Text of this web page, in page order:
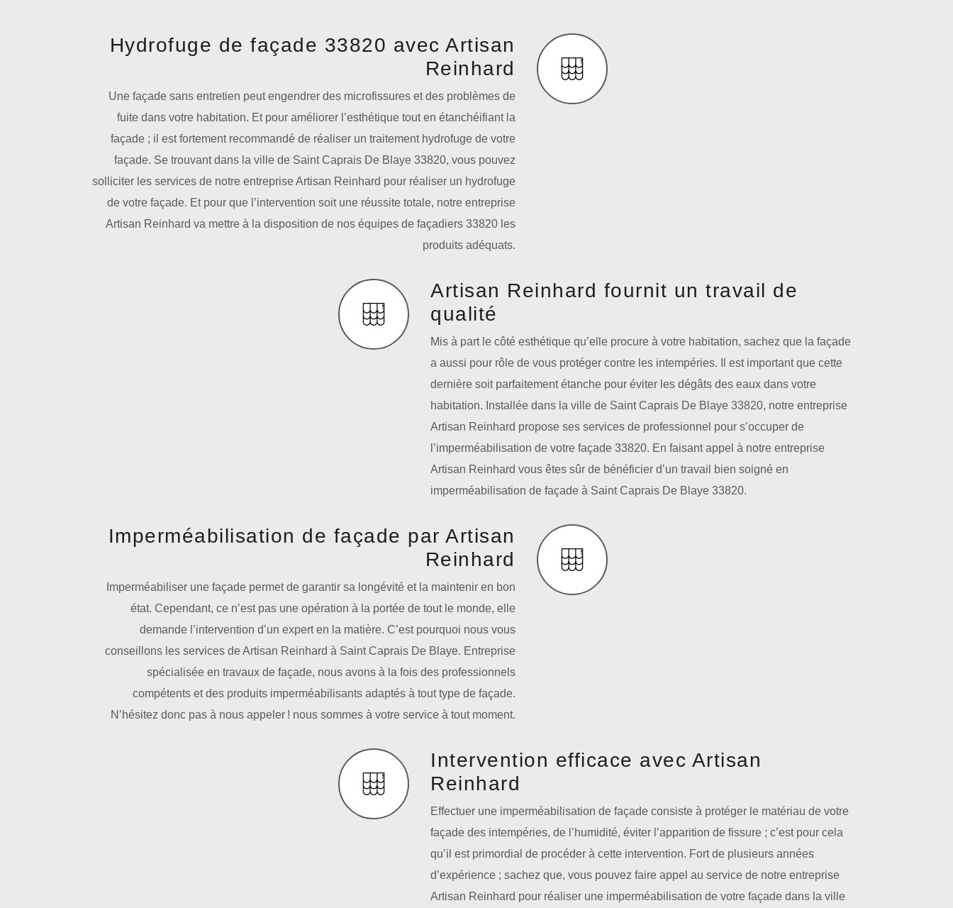
Hydrofuge de façade 33820 avec Artisan
Reinhard
Une façade sans entretien peut engendrer des microfissures et des problèmes de
fuite dans votre habitation. Et pour améliorer l’esthétique tout en étanchéifiant la
façade ; il est fortement recommandé de réaliser un traitement hydrofuge de votre
façade. Se trouvant dans la ville de Saint Caprais De Blaye 33820, vous pouvez
solliciter les services de notre entreprise Artisan Reinhard pour réaliser un hydrofuge
de votre façade. Et pour que l’intervention soit une réussite totale, notre entreprise
Artisan Reinhard va mettre à la disposition de nos équipes de façadiers 33820 les
produits adéquats.
Artisan Reinhard fournit un travail de
qualité
Mis à part le côté esthétique qu’elle procure à votre habitation, sachez que la façade
a aussi pour rôle de vous protéger contre les intempéries. Il est important que cette
dernière soit parfaitement étanche pour éviter les dégâts des eaux dans votre
habitation. Installée dans la ville de Saint Caprais De Blaye 33820, notre entreprise
Artisan Reinhard propose ses services de professionnel pour s’occuper de
l’imperméabilisation de votre façade 33820. En faisant appel à notre entreprise
Artisan Reinhard vous êtes sûr de bénéficier d’un travail bien soigné en
imperméabilisation de façade à Saint Caprais De Blaye 33820.
Imperméabilisation de façade par Artisan
Reinhard
Imperméabiliser une façade permet de garantir sa longévité et la maintenir en bon
état. Cependant, ce n’est pas une opération à la portée de tout le monde, elle
demande l’intervention d’un expert en la matière. C’est pourquoi nous vous
conseillons les services de Artisan Reinhard à Saint Caprais De Blaye. Entreprise
spécialisée en travaux de façade, nous avons à la fois des professionnels
compétents et des produits imperméabilisants adaptés à tout type de façade.
N’hésitez donc pas à nous appeler ! nous sommes à votre service à tout moment.
Intervention efficace avec Artisan
Reinhard
Effectuer une imperméabilisation de façade consiste à protéger le matériau de votre
façade des intempéries, de l’humidité, éviter l’apparition de fissure ; c’est pour cela
qu’il est primordial de procéder à cette intervention. Fort de plusieurs années
d’expérience ; sachez que, vous pouvez faire appel au service de notre entreprise
Artisan Reinhard pour réaliser une imperméabilisation de votre façade dans la ville